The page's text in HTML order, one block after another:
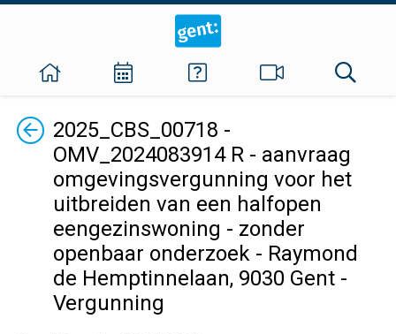
Terug2025_CBS_00718 -
OMV_2024083914 R - aanvraag
omgevingsvergunning voor het
uitbreiden van een halfopen
eengezinswoning - zonder
openbaar onderzoek - Raymond
de Hemptinnelaan, 9030 Gent -
Vergunning